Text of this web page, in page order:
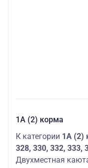
1А (2) корма
К категории 1А (2)
328, 330, 332, 333,
Двухместная